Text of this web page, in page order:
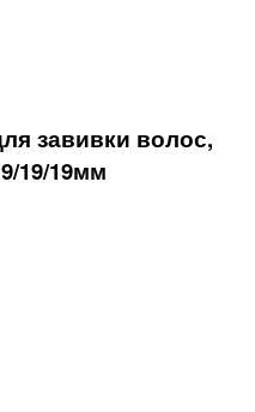
завивки волос,
19/19мм